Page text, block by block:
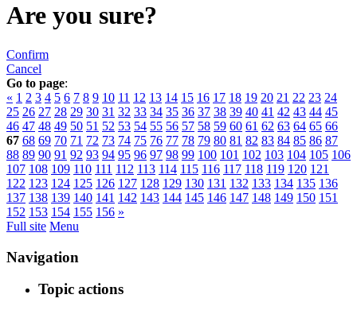
Are you sure?
Confirm
Cancel
Go to page:
« 1 2 3 4 5 6 7 8 9 10 11 12 13 14 15 16 17 18 19 20 21 22 23 24
25 26 27 28 29 30 31 32 33 34 35 36 37 38 39 40 41 42 43 44 45
46 47 48 49 50 51 52 53 54 55 56 57 58 59 60 61 62 63 64 65 66
67 68 69 70 71 72 73 74 75 76 77 78 79 80 81 82 83 84 85 86 87
88 89 90 91 92 93 94 95 96 97 98 99 100 101 102 103 104 105 106
107 108 109 110 111 112 113 114 115 116 117 118 119 120 121
122 123 124 125 126 127 128 129 130 131 132 133 134 135 136
137 138 139 140 141 142 143 144 145 146 147 148 149 150 151
152 153 154 155 156 »
Full site Menu
Navigation
Topic actions